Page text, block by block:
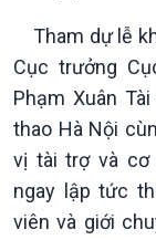
Tham dự lễ
Cục trưởng
Phạm Xuân
thao Hà Nội
vị tài trợ và cơ
ngay lập tức
viên và giới